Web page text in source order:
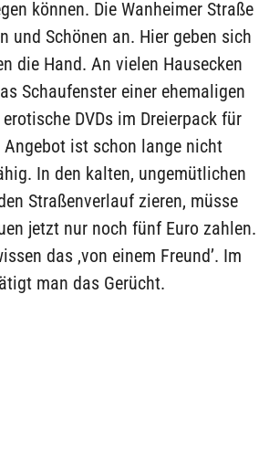
können. Die Wanheimer Straße
und Schönen an. Hier geben sich
die Hand. An vielen Hausecken
Schaufenster einer ehemaligen
DVDs im Dreierpack für
Angebot ist schon lange nicht
In den kalten, ungemütlichen
Straßenverlauf zieren, müsse
jetzt nur noch fünf Euro zahlen.
das ‚von einem Freund’. Im
man das Gerücht.